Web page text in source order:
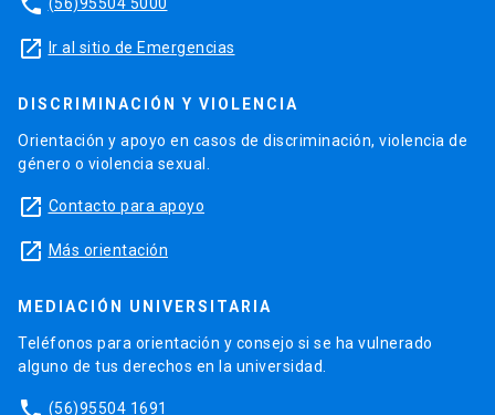
launch Ir al sitio de Emergencias
DISCRIMINACIÓN Y VIOLENCIA
Orientación y apoyo en casos de discriminación, violencia de
género o violencia sexual.
launch Contacto para apoyo
launch Más orientación
MEDIACIÓN UNIVERSITARIA
Teléfonos para orientación y consejo si se ha vulnerado
alguno de tus derechos en la universidad.
(56)95504 1691